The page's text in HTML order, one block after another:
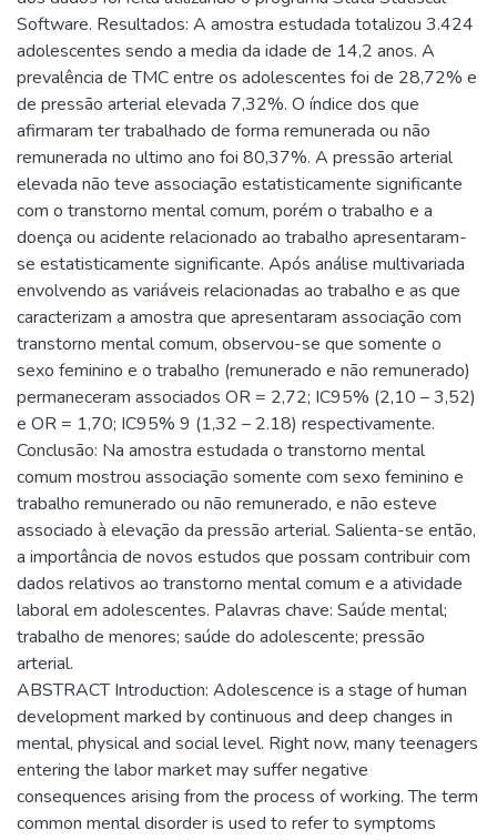
Software. Resultados: A amostra estudada totalizou 3.424
adolescentes sendo a media da idade de 14,2 anos. A
prevalência de TMC entre os adolescentes foi de 28,72% e
de pressão arterial elevada 7,32%. O índice dos que
afirmaram ter trabalhado de forma remunerada ou não
remunerada no ultimo ano foi 80,37%. A pressão arterial
elevada não teve associação estatisticamente significante
com o transtorno mental comum, porém o trabalho e a
doença ou acidente relacionado ao trabalho apresentaram-
se estatisticamente significante. Após análise multivariada
envolvendo as variáveis relacionadas ao trabalho e as que
caracterizam a amostra que apresentaram associação com
transtorno mental comum, observou-se que somente o
sexo feminino e o trabalho (remunerado e não remunerado)
permaneceram associados OR = 2,72; IC95% (2,10 – 3,52)
e OR = 1,70; IC95% 9 (1,32 – 2.18) respectivamente.
Conclusão: Na amostra estudada o transtorno mental
comum mostrou associação somente com sexo feminino e
trabalho remunerado ou não remunerado, e não esteve
associado à elevação da pressão arterial. Salienta-se então,
a importância de novos estudos que possam contribuir com
dados relativos ao transtorno mental comum e a atividade
laboral em adolescentes. Palavras chave: Saúde mental;
trabalho de menores; saúde do adolescente; pressão
arterial.
ABSTRACT Introduction: Adolescence is a stage of human
development marked by continuous and deep changes in
mental, physical and social level. Right now, many teenagers
entering the labor market may suffer negative
consequences arising from the process of working. The term
common mental disorder is used to refer to symptoms